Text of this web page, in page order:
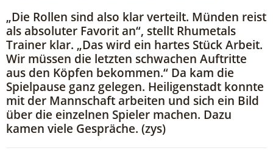
„Die Rollen sind also klar verteilt. Münden reist
als absoluter Favorit an“, stellt Rhumetals
Trainer klar. „Das wird ein hartes Stück Arbeit.
Wir müssen die letzten schwachen Auftritte
aus den Köpfen bekommen.“ Da kam die
Spielpause ganz gelegen. Heiligenstadt konnte
mit der Mannschaft arbeiten und sich ein Bild
über die einzelnen Spieler machen. Dazu
kamen viele Gespräche. (zys)